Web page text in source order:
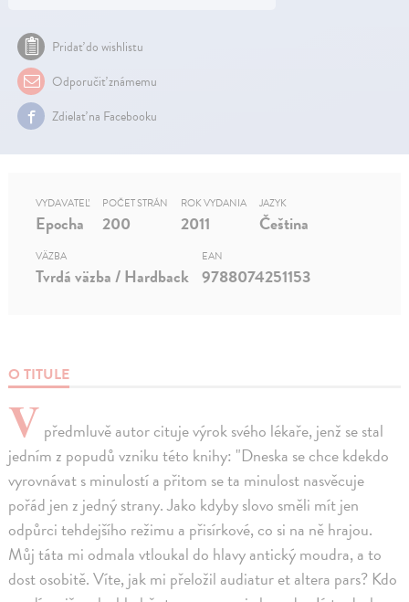
Pridať do wishlistu
Odporučiť známemu
Zdielať na Facebooku
O TITULE
V předmluvě autor cituje výrok svého lékaře, jenž se stal
jedním z popudů vzniku této knihy: "Dneska se chce kdekdo
vyrovnávat s minulostí a přitom se ta minulost nasvěcuje
pořád jen z jedný strany. Jako kdyby slovo směli mít jen
odpůrci tehdejšího režimu a přisírkové, co si na ně hrajou.
Můj táta mi odmala vtloukal do hlavy antický moudra, a to
dost osobitě. Víte, jak mi přeložil audiatur et altera pars? Kdo
VYDAVATEĽ
Epocha
POČET STRÁN
200
ROK VYDANIA
2011
JAZYK
Čeština
VÄZBA
Tvrdá väzba / Hardback
EAN
9788074251153